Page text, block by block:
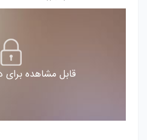
قابل مشاهده برای